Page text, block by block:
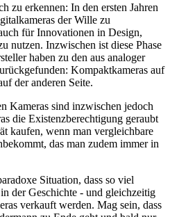
zu erkennen: In den ersten Jahren
der Wille zu
für Innovationen in Design,
nutzen. Inzwischen ist diese Phase
haben zu den aus analoger
Kompaktkameras auf
der anderen Seite.
Kameras sind inzwischen jedoch
die Existenzberechtigung geraubt
kaufen, wenn man vergleichbare
das man zudem immer in
Situation, dass so viel
der Geschichte - und gleichzeitig
verkauft werden. Mag sein, dass